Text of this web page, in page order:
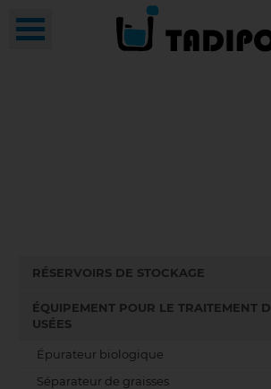
RÉSERVOIRS DE STOCKAGE
ÉQUIPEMENT POUR LE TRAITEMENT
USÉES
Épurateur biologique
Séparateur de graisses